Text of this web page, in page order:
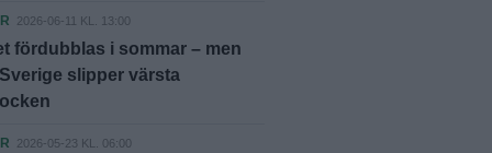
2026-06-11 KL. 13:00
fördubblas i sommar – men
slipper värsta
2026-05-23 KL. 06:00